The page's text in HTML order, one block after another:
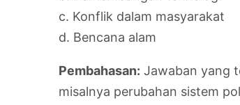
c. Konflik dalam masyarakat
d. Bencana alam
Pembahasan: Jawaban yang
misalnya perubahan sistem